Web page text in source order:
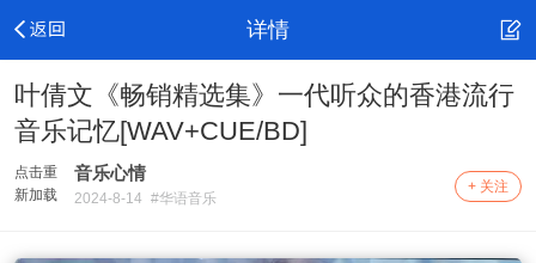
详情
叶倩文《畅销精选集》一代听众的香港流行
音乐记忆[WAV+CUE/BD]
点击重
新加载
音乐心情
2024-8-14 #华语音乐
+ 关注